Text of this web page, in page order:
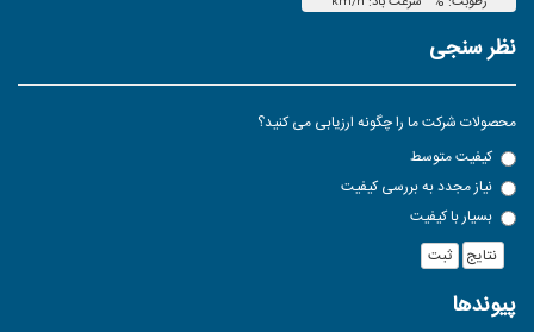
نظر سنجی
محصولات شرکت ما را چگونه ارزیابی می کنید؟
کیفیت متوسط
نیاز مجدد به بررسی کیفیت
بسیار با کیفیت
ثبت
پیوندها